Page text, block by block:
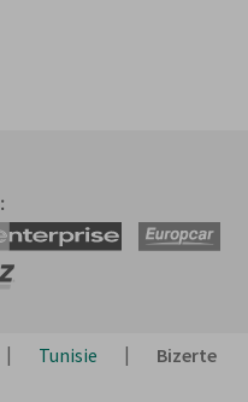
Tunisie Bizerte